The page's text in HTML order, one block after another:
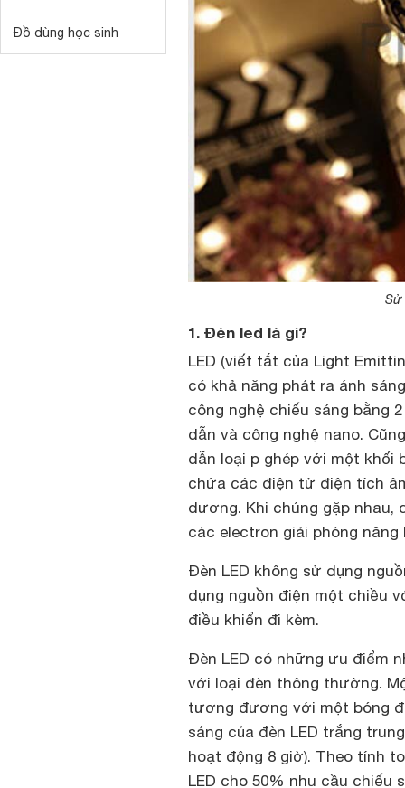
Đồ dùng học sinh
Sử
1. Đèn led là gì?
LED (viết tắt của Light
có khả năng phát ra ánh
công nghệ chiếu sáng bằng
dẫn và công nghệ nano.
dẫn loại p ghép với một khối
chứa các điện tử điện tích
dương. Khi chúng gặp
các electron giải phóng
Đèn LED không sử dụng
dụng nguồn điện một chiều
điều khiển đi kèm.
Đèn LED có những ưu điểm
với loại đèn thông thường.
tương đương với một bóng
sáng của đèn LED trắng
hoạt động 8 giờ). Theo tính
LED cho 50% nhu cầu chiếu